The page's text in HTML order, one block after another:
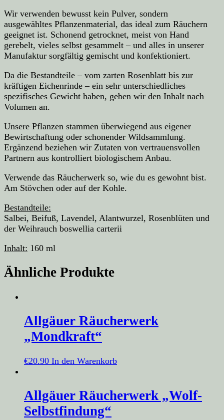
Wir verwenden bewusst kein Pulver, sondern
ausgewähltes Pflanzenmaterial, das ideal zum Räuchern
geeignet ist. Schonend getrocknet, meist von Hand
gerebelt, vieles selbst gesammelt – und alles in unserer
Manufaktur sorgfältig gemischt und konfektioniert.
Da die Bestandteile – vom zarten Rosenblatt bis zur
kräftigen Eichenrinde – ein sehr unterschiedliches
spezifisches Gewicht haben, geben wir den Inhalt nach
Volumen an.
Unsere Pflanzen stammen überwiegend aus eigener
Bewirtschaftung oder schonender Wildsammlung.
Ergänzend beziehen wir Zutaten von vertrauensvollen
Partnern aus kontrolliert biologischem Anbau.
Verwende das Räucherwerk so, wie du es gewohnt bist.
Am Stövchen oder auf der Kohle.
Bestandteile:
Salbei, Beifuß, Lavendel, Alantwurzel, Rosenblüten und
der Weihrauch boswellia carterii
Inhalt: 160 ml
Ähnliche Produkte
Allgäuer Räucherwerk
„Mondkraft“
€20.90 In den Warenkorb
Allgäuer Räucherwerk „Wolf-
Selbstfindung“